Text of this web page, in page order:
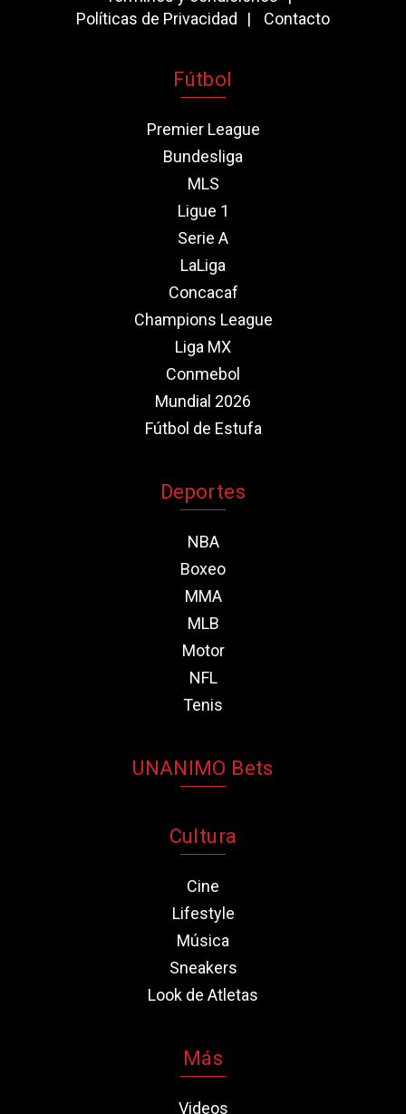
Políticas de Privacidad
Contacto
Fútbol
Premier League
Bundesliga
MLS
Ligue 1
Serie A
LaLiga
Concacaf
Champions League
Liga MX
Conmebol
Mundial 2026
Fútbol de Estufa
Deportes
NBA
Boxeo
MMA
MLB
Motor
NFL
Tenis
UNANIMO Bets
Cultura
Cine
Lifestyle
Música
Sneakers
Look de Atletas
Más
Videos